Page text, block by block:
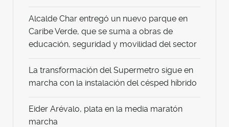
Alcalde Char entregó un nuevo parque en
Caribe Verde, que se suma a obras de
educación, seguridad y movilidad del sector
La transformación del Supermetro sigue en
marcha con la instalación del césped híbrido
Eider Arévalo, plata en la media maratón
marcha